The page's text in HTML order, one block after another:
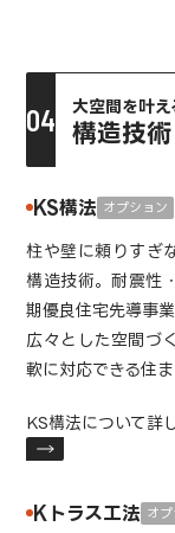
大空間を叶え
構造技術
KS構法 オプション
柱や壁に頼りすぎ
構造技術。耐震性
期優良住宅先導事業
広々とした空間づ
軟に対応できる住ま
KS構法について詳
Kトラス工法 オ